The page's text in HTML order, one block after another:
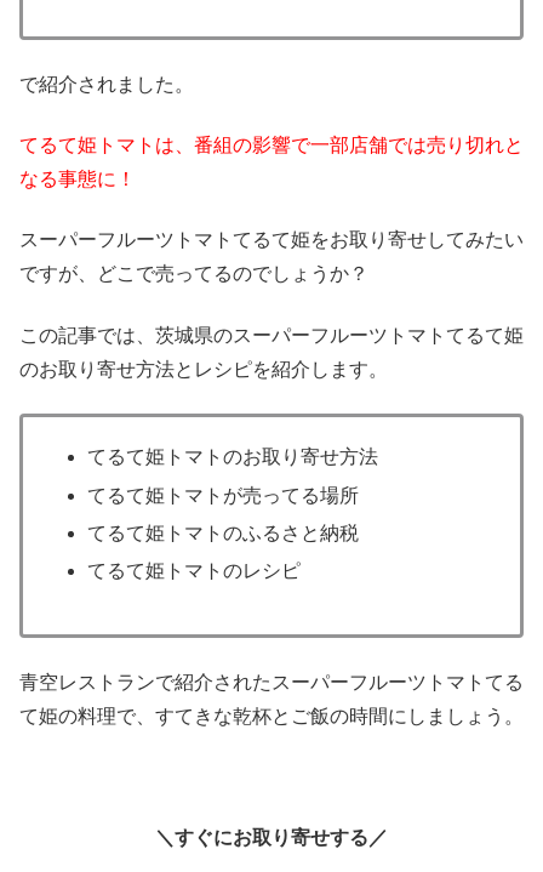
で紹介されました。
てるて姫トマトは、番組の影響で一部店舗では売り切れと
なる事態に！
スーパーフルーツトマトてるて姫をお取り寄せしてみたい
ですが、どこで売ってるのでしょうか？
この記事では、茨城県のスーパーフルーツトマトてるて姫
のお取り寄せ方法とレシピを紹介します。
てるて姫トマトのお取り寄せ方法
てるて姫トマトが売ってる場所
てるて姫トマトのふるさと納税
てるて姫トマトのレシピ
青空レストランで紹介されたスーパーフルーツトマトてる
て姫の料理で、すてきな乾杯とご飯の時間にしましょう。
＼すぐにお取り寄せする／